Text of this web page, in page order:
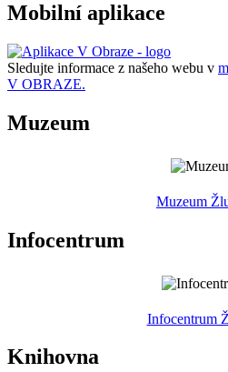
Mobilní aplikace
Sledujte informace z našeho webu v
V OBRAZE.
Muzeum
Muzeum
Infocentrum
Infocentrum
Knihovna